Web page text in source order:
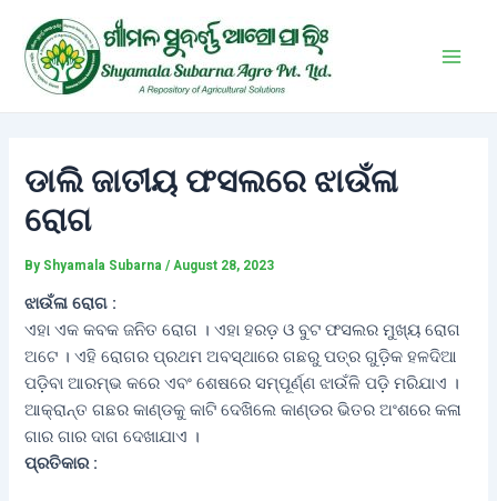
content
ଡାଲି ଜାତୀୟ ଫସଲରେ ଝାଉଁଳା
ରୋଗ
By Shyamala Subarna/August 28, 2023
ଝାଉଁଳା ରୋଗ :
ଏହା ଏକ କବକ ଜନିତ ରୋଗ । ଏହା ହରଡ଼ ଓ ବୁଟ ଫସଲର ମୁଖ୍ୟ ରୋଗ
ଅଟେ । ଏହି ରୋଗର ପ୍ରଥମ ଅବସ୍ଥାରେ ଗଛରୁ ପତ୍ର ଗୁଡ଼ିକ ହଳଦିଆ
ପଡ଼ିବା ଆରମ୍ଭ କରେ ଏବଂ ଶେଷରେ ସମ୍ପୂର୍ଣ୍ଣ ଝାଉଁଳି ପଡ଼ି ମରିଯାଏ ।
ଆକ୍ରାନ୍ତ ଗଛର କାଣ୍ଡକୁ କାଟି ଦେଖିଲେ କାଣ୍ଡର ଭିତର ଅଂଶରେ କଳା
ଗାର ଗାର ଦାଗ ଦେଖାଯାଏ ।
ପ୍ରତିକାର :
navigation